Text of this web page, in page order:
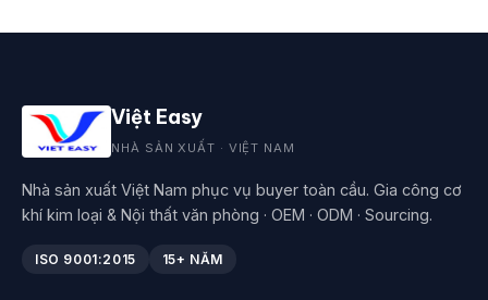
Việt Easy
NHÀ SẢN XUẤT · VIỆT NAM
Nhà sản xuất Việt Nam phục vụ buyer toàn cầu. Gia công cơ
khí kim loại & Nội thất văn phòng · OEM · ODM · Sourcing.
ISO 9001:2015 15+ NĂM